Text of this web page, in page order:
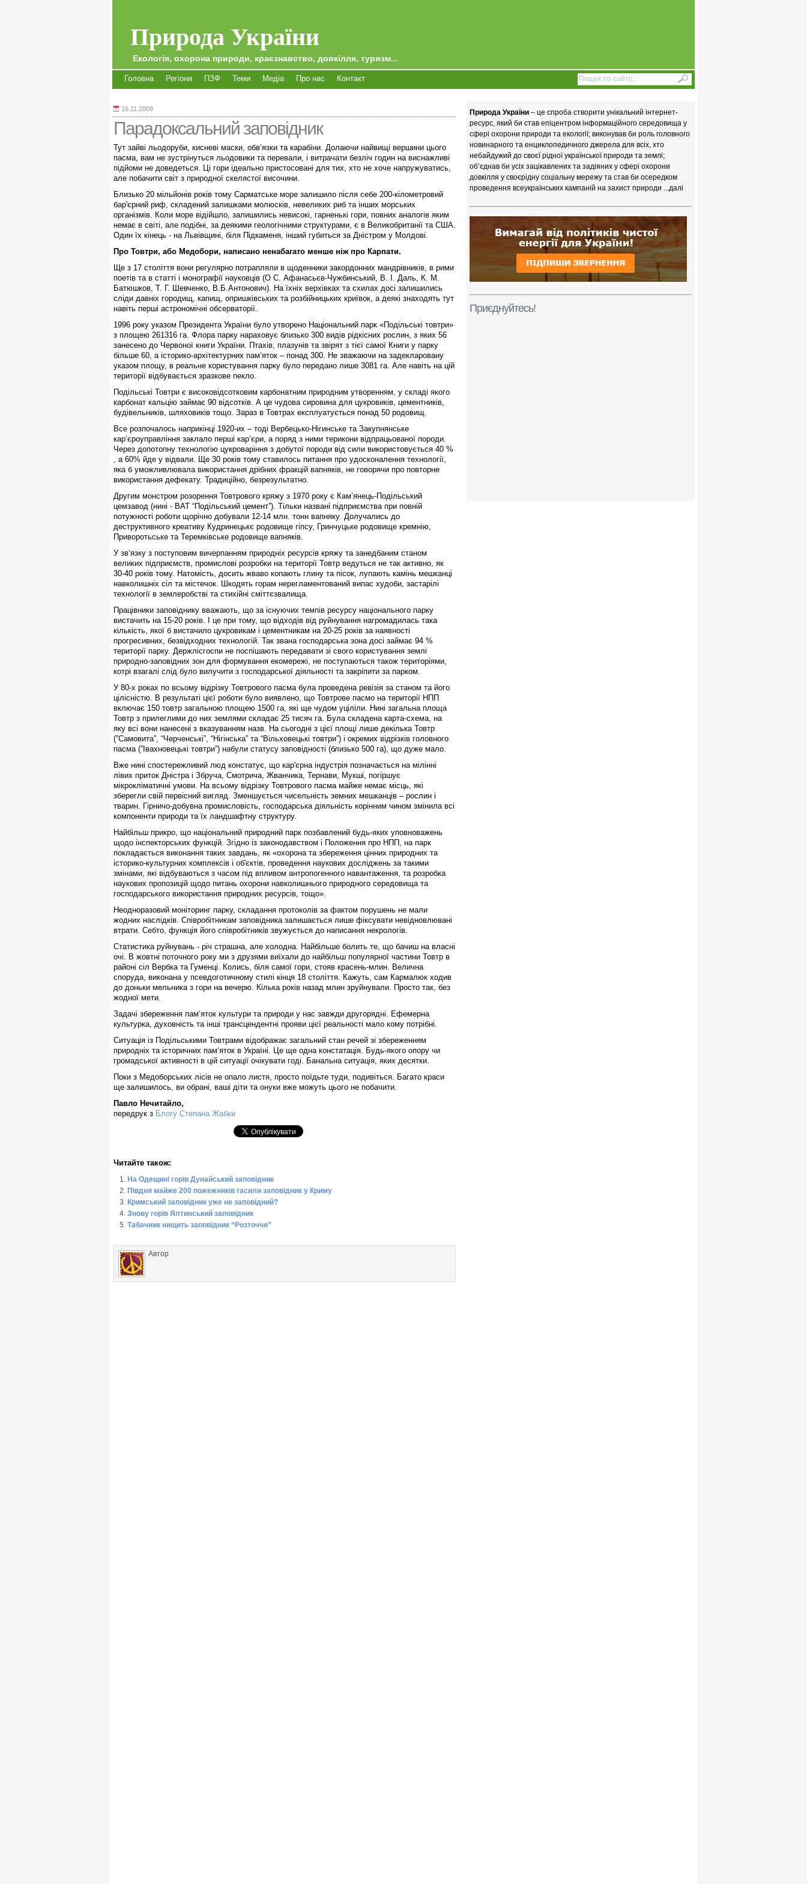
Природа України
Екологія, охорона природи, краєзнавство, довкілля, туризм...
Головна Регіони ПЗФ Теми Медіа Про нас Контакт
16.11.2009
Парадоксальний заповідник
Тут зайві льодоруби, кисневі маски, обв‘язки та карабіни. Долаючи найвищі вершини цього
пасма, вам не зустрінуться льодовики та перевали, і витрачати безліч годин на виснажливі
підйоми не доведеться. Ці гори ідеально пристосовані для тих, хто не хоче напружуватись,
але побачити світ з природної скелястої височини.
Близько 20 мільйонів років тому Сарматське море залишило після себе 200-кілометровий
бар'єрний риф, складений залишками молюсків, невеликих риб та інших морських
організмів. Коли море відійшло, залишились невисокі, гарненькі гори, повних аналогів яким
немає в світі, але подібні, за деякими геологічними структурами, є в Великобританії та США.
Один їх кінець - на Львівщині, біля Підкаменя, інший губиться за Дністром у Молдові.
Про Товтри, або Медобори, написано ненабагато менше ніж про Карпати.
Ще з 17 століття вони регулярно потрапляли в щоденники закордонних мандрівників, в рими
поетів та в статті і монографії науковців (О С. Афанасьєв-Чужбинський, В. І. Даль, К. М.
Батюшков, Т. Г. Шевченко, В.Б.Антонович). На їхніх верхівках та схилах досі залишились
сліди давніх городищ, капищ, опришківських та розбійницьких криївок, а деякі знаходять тут
навіть перші астрономічні обсерваторії.
1996 року указом Президента України було утворено Національний парк «Подільські товтри»
з площею 261316 га. Флора парку нараховує близько 300 видів рідкісних рослин, з яких 56
занесено до Червоної книги України. Птахів, плазунів та звірят з тієї самої Книги у парку
більше 60, а історико-архітектурних пам‘яток – понад 300. Не зважаючи на задекларовану
указом площу, в реальне користування парку було передано лише 3081 га. Але навіть на цій
території відбувається зразкове пекло.
Подільські Товтри є високовідсотковим карбонатним природним утворенням, у складі якого
карбонат кальцію займає 90 відсотків. А це чудова сировина для цукровиків, цементників,
будівельників, шляховиків тощо. Зараз в Товтрах експлуатується понад 50 родовищ.
Все розпочалось наприкінці 1920-их – тоді Вербецько-Нігинське та Закупнянське
кар‘єроуправління заклало перші кар‘єри, а поряд з ними терикони відпрацьованої породи.
Через допотопну технологію цукроваріння з добутої породи від сили використовується 40 %
, а 60% йде у відвали. Ще 30 років тому ставилось питання про удосконалення технології,
яка б уможливлювала використання дрібних фракцій вапняків, не говорячи про повторне
використання дефекату. Традиційно, безрезультатно.
Другим монстром розорення Товтрового кряжу з 1970 року є Кам’янець-Подільський
цемзавод (нині - ВАТ “Подільський цемент”). Тільки названі підприємства при повній
потужності роботи щорічно добували 12-14 млн. тонн вапняку. Долучались до
деструктивного креативу Кудринецькє родовище гіпсу, Гринчуцьке родовище кремнію,
Приворотьське та Теремківське родовище вапняків.
У зв‘язку з поступовим вичерпанням природніх ресурсів кряжу та занедбаним станом
великих підприємств, промислові розробки на території Товтр ведуться не так активно, як
30-40 років тому. Натомість, досить жваво копають глину та пісок, лупають камінь мешканці
навколишніх сіл та містечок. Шкодять горам нерегламентований випас худоби, застарiлi
технологiї в землеробствi та стихійні сміттєзвалища.
Працівники заповіднику вважають, що за iснуючих темпiв ресурсу національного парку
вистачить на 15-20 рокiв. I це при тому, що вiдходiв вiд руйнування нагромадилась така
кiлькiсть, якої б вистачило цукровикам i цементникам на 20-25 рокiв за наявностi
прогресивних, безвiдходних технологiй. Так звана господарська зона досі займає 94 %
території парку. Держлісгоспи не поспішають передавати зі свого користування землі
природно-заповідних зон для формування екомережі, не поступаються також територіями,
котрі взагалі слід було вилучити з господарської діяльності та закріпити за парком.
У 80-х роках по всьому відрізку Товтрового пасма була проведена ревізія за станом та його
цілісністю. В результаті цієї роботи було виявлено, що Товтрове пасмо на території НПП
включає 150 товтр загальною площею 1500 га, які ще чудом уціліли. Нині загальна площа
Товтр з прилеглими до них землями складає 25 тисяч га. Була складена карта-схема, на
яку всі вони нанесені з вказуванням назв. На сьогодні з цієї площі лише декілька Товтр
(”Самовита”, “Черченські”, “Нігінська” та “Вільховецькі товтри”) і окремих відрізків головного
пасма (”Івахновецькі товтри”) набули статусу заповідності (близько 500 га), що дуже мало.
Вже нині спостережливий люд констатує, що кар'єрна індустрія позначається на мілінні
лівих приток Дністра і Збруча, Смотрича, Жванчика, Тернави, Мукші, погіршує
мікрокліматичні умови. На всьому відрізку Товтрового пасма майже немає місць, які
зберегли свій первісний вигляд. Зменшується чисельність земних мешканців – рослин і
тварин. Гірничо-добувна промисловість, господарська діяльність корінним чином змінила всі
компоненти природи та їх ландшафтну структуру.
Найбільш прикро, що національний природний парк позбавлений будь-яких уповноважень
щодо інспекторських функцій. Згідно із законодавством і Положення про НПП, на парк
покладається виконання таких завдань, як «охорона та збереження цінних природних та
історико-культурних комплексів і об'єктів, проведення наукових досліджень за такими
змінами, які відбуваються з часом під впливом антропогенного навантаження, та розробка
наукових пропозицій щодо питань охорони навколишнього природного середовища та
господарського використання природних ресурсів, тощо».
Неодноразовий моніторинг парку, складання протоколів за фактом порушень не мали
жодних наслідків. Співробітникам заповідника залишається лише фіксувати невідновлювані
втрати. Себто, функція його співробітників звужується до написання некрологів.
Статистика руйнувань - річ страшна, але холодна. Найбільше болить те, що бачиш на власні
очі. В жовтні поточного року ми з друзями виїхали до найбільш популярної частини Товтр в
районі сіл Вербка та Гуменці. Колись, біля самої гори, стояв красень-млин. Велична
споруда, виконана у псевдоготичному стилі кінця 18 століття. Кажуть, сам Кармалюк ходив
до доньки мельника з гори на вечерю. Кілька років назад млин зруйнували. Просто так, без
жодної мети.
Задачі збереження пам‘яток культури та природи у нас завжди другорядні. Ефемерна
культурка, духовність та інші трансцендентні прояви цієї реальності мало кому потрібні.
Ситуація із Подільськими Товтрами відображає загальний стан речей зі збереженням
природніх та історичних пам‘яток в Україні. Це ще одна констатація. Будь-якого опору чи
громадської активності в цій ситуації очікувати годі. Банальна ситуація, яких десятки.
Поки з Медоборських лісів не опало листя, просто поїдьте туди, подивіться. Багато краси
ще залишилось, ви обрані, ваші діти та онуки вже можуть цього не побачити.
Павло Нечитайло,
передрук з Блогу Степана Жабки
Читайте також:
На Одещині горів Дунайський заповідник
Півдня майже 200 пожежників гасили заповідник у Криму
Кримський заповідник уже не заповідний?
Знову горів Ялтинський заповідник
Табачник нищить заповідник “Розточчя”
Автор
Природа України – це спроба створити унікальний інтернет-
ресурс, який би став епіцентром інформаційного середовища у
сфері охорони природи та екології; виконував би роль головного
новинарного та енциклопедичного джерела для всіх, хто
небайдужий до своєї рідної української природи та землі;
об’єднав би усіх зацікавлених та задіяних у сфері охорони
довкілля у своєрідну соціальну мережу та став би осередком
проведення всеукраїнських кампаній на захист природи ...далі
Приєднуйтесь!